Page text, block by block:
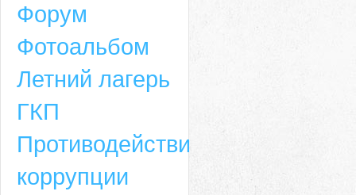
Адрес
6-49, электронный адрес: aja_70@mail.ru
Форум
Фотоальбом
Летний лагерь
ГКП
Противодействие
коррупции